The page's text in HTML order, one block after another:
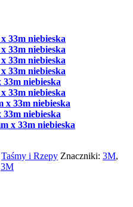
33m niebieska
33m niebieska
33m niebieska
33m niebieska
niebieska
33m niebieska
x 33m niebieska
niebieska
x 33m niebieska
Taśmy i Rzepy Znaczniki: 3M,
3M